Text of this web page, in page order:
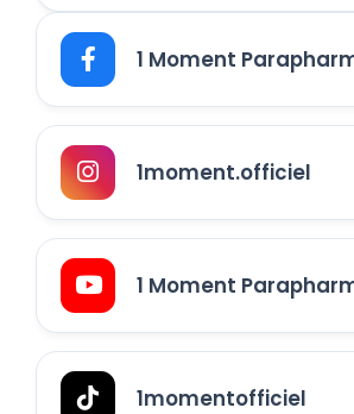
1 Moment
1moment.officiel
1 Moment
1momentofficiel